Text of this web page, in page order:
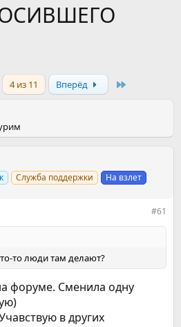
4 из 11 Вперёд
Служба поддержки На взлет
#61
то люди там делают?
форуме. Сменила одну
в других